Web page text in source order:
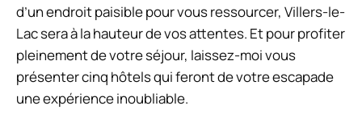
d’un endroit paisible pour vous ressourcer, Villers-le-
Lac sera à la hauteur de vos attentes. Et pour profiter
pleinement de votre séjour, laissez-moi vous
présenter cinq hôtels qui feront de votre escapade
une expérience inoubliable.